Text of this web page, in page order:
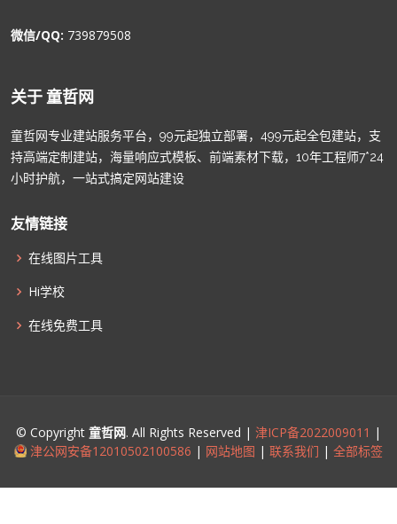
微信/QQ: 739879508
关于 童哲网
童哲网专业建站服务平台，99元起独立部署，499元起全包建站，支
持高端定制建站，海量响应式模板、前端素材下载，10年工程师7*24
小时护航，一站式搞定网站建设
友情链接
在线图片工具
Hi学校
在线免费工具
© Copyright 童哲网. All Rights Reserved | 津ICP备2022009011 |
津公网安备12010502100586 | 网站地图 | 联系我们 | 全部标签